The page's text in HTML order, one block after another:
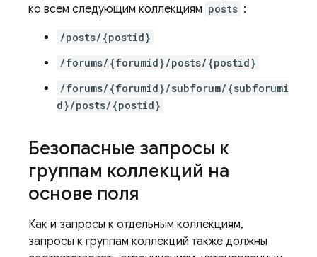
ко всем следующим коллекциям posts :
/posts/{postid}
/forums/{forumid}/posts/{postid}
/forums/{forumid}/subforum/{subforumi
d}/posts/{postid}
Безопасные запросы к
группам коллекций на
основе поля
Как и запросы к отдельным коллекциям,
запросы к группам коллекций также должны